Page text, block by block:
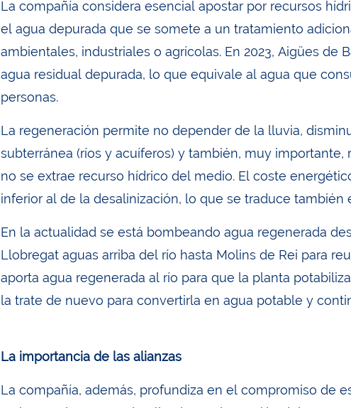
La compañía considera esencial apostar por recursos
el agua depurada que se somete a un tratamiento
ambientales, industriales o agrícolas. En 2023, Aigües
agua residual depurada, lo que equivale al agua que
personas.
La regeneración permite no depender de la lluvia,
subterránea (ríos y acuíferos) y también, muy
no se extrae recurso hídrico del medio. El coste
inferior al de la desalinización, lo que se traduce
En la actualidad se está bombeando agua regenerada
Llobregat aguas arriba del río hasta Molins de Rei para
aporta agua regenerada al río para que la planta
la trate de nuevo para convertirla en agua potable y
La importancia de las alianzas
La compañía, además, profundiza en el compromiso de